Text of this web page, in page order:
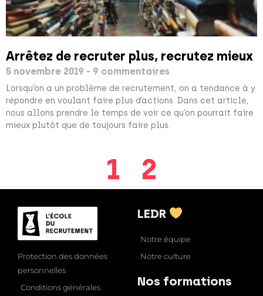
Arrêtez de recruter plus, recrutez mieux
5 novembre 2019 9 commentaires
Lorsqu’on a un problème de recrutement, on a tendance à y
répondre en voulant faire plus d’actions. Dans cet article,
nous allons prendre le temps de voir ce qu’on pourrait faire
mieux plutôt que de toujours faire plus.
1 2
Protection des données
personnelles
Conditions générales
LEDR
Notre équipe
Notre culture
Nos formations